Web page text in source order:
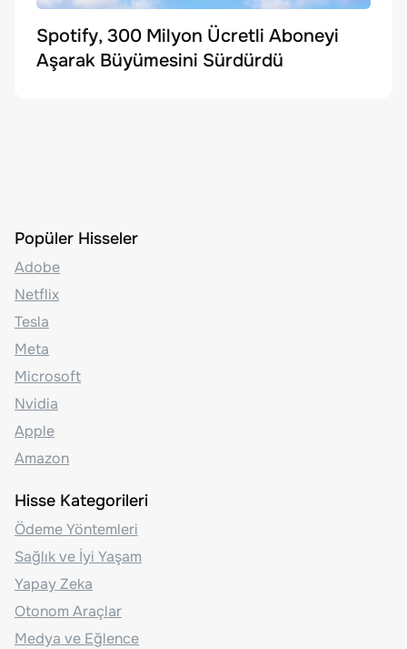
Spotify, 300 Milyon Ücretli Aboneyi
Aşarak Büyümesini Sürdürdü
Popüler Hisseler
Adobe
Netflix
Tesla
Meta
Microsoft
Nvidia
Apple
Amazon
Hisse Kategorileri
Ödeme Yöntemleri
Sağlık ve İyi Yaşam
Yapay Zeka
Otonom Araçlar
Medya ve Eğlence